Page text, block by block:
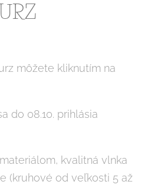
môžete kliknutím na
do 08.10. prihlásia
kvalitná vlnka
(kruhové od veľkosti 5 až